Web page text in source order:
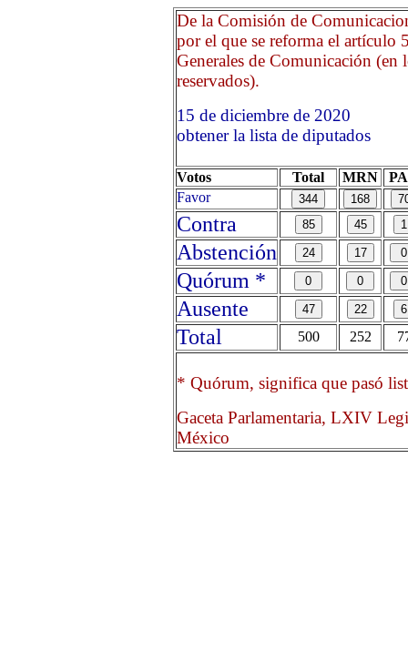
De la Comisión de
por el que se reforma el artículo
Generales de Comunicación
reservados).
15 de diciembre de
obtener la lista de diputados
Votos Total MRN
Favor
Contra
Abstención
Quórum *
Ausente
Total
500 252
* Quórum, significa que pasó
Gaceta Parlamentaria, LXIV
México